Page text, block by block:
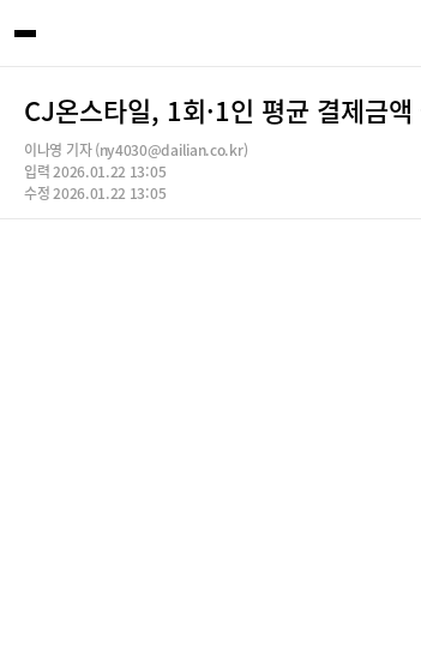
CJ온스타일, 1회·1인 평균 결제금
이나영 기자 (ny4030@dailian.co.kr)
입력 2026.01.22 13:05
수정 2026.01.22 13:05